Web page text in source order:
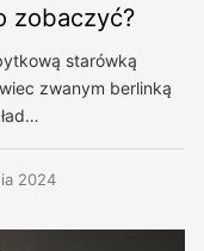
zobaczyć?
starówką
zwanym berlinką
2024